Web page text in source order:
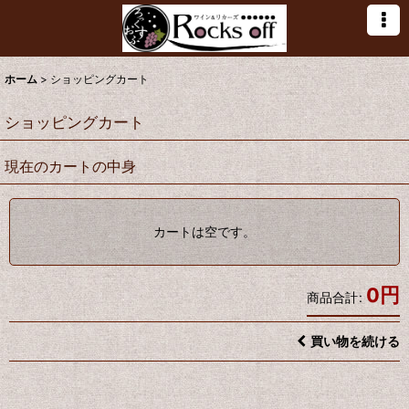
ホーム > ショッピングカート
ショッピングカート
現在のカートの中身
カートは空です。
商品合計: 0円
買い物を続ける